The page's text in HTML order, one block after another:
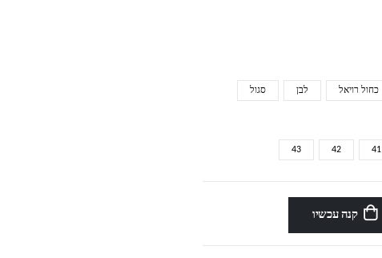
כחול רויאל לבן סגול
41
42
43
קנה עכשיו